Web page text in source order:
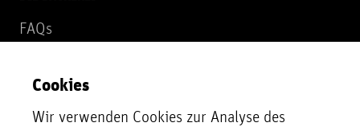
FAQs
NEWSLETTER
Zur Newsletter Anmeldung
Cookies
Wir verwenden Cookies zur Analyse des